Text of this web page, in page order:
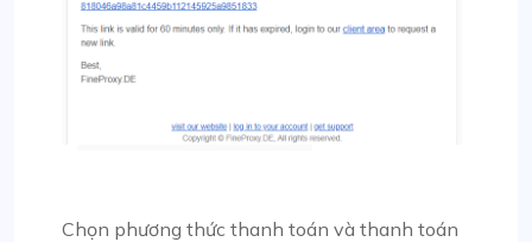
Chọn phương thức thanh toán và thanh toán